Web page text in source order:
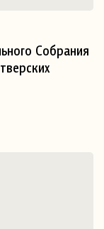
Собрания